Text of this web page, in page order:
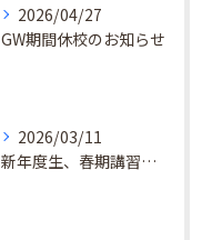
2026/04/27
GW期間休校のお知らせ
2026/03/11
新年度生、春期講習生 受付中！